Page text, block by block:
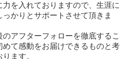
力を入れておりますので、生涯に
っかりとサポートさせて頂きま
のアフターフォローを徹底するこ
めて感動をお届けできるものと考
ります。